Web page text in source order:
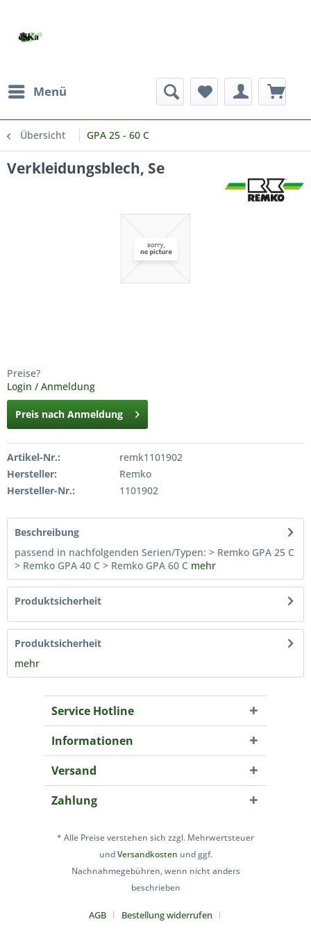
Menü
Übersicht GPA 25 - 60 C
Verkleidungsblech, Se
Preise?
Login / Anmeldung
Preis nach Anmeldung
Artikel-Nr.:
remk1101902
Hersteller:
Remko
Hersteller-Nr.:
1101902
Beschreibung
passend in nachfolgenden Serien/Typen: > Remko GPA 25 C
> Remko GPA 40 C > Remko GPA 60 C mehr
Produktsicherheit
Produktsicherheit
mehr
Service Hotline
Informationen
Versand
Zahlung
* Alle Preise verstehen sich zzgl. Mehrwertsteuer
undVersandkosten und ggf.
Nachnahmegebühren, wenn nicht anders
beschrieben
AGB
Bestellung widerrufen